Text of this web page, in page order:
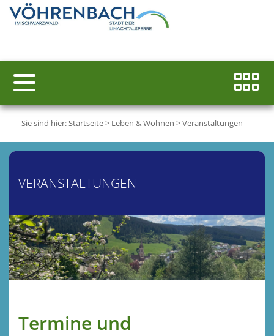
Sie sind hier:Startseite> Leben & Wohnen >Veranstaltungen
VERANSTALTUNGEN
Termine und